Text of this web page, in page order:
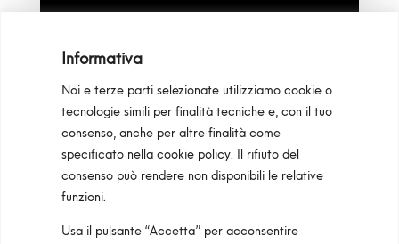
Informativa
Noi e terze parti selezionate utilizziamo cookie o
tecnologie simili per finalità tecniche e, con il tuo
consenso, anche per altre finalità come
specificato nella cookie policy. Il rifiuto del
consenso può rendere non disponibili le relative
funzioni.
Usa il pulsante “Accetta” per acconsentire